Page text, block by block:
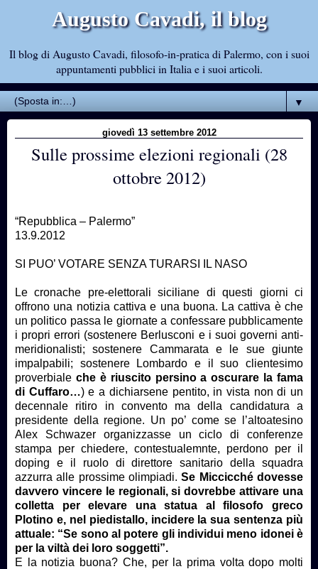
Augusto Cavadi, il blog
Il blog di Augusto Cavadi, filosofo-in-pratica di Palermo, con i suoi
appuntamenti pubblici in Italia e i suoi articoli.
▼
giovedì 13 settembre 2012
Sulle prossime elezioni regionali (28
ottobre 2012)
“Repubblica – Palermo”
13.9.2012
SI PUO’ VOTARE SENZA TURARSI IL NASO
Le cronache pre-elettorali siciliane di questi giorni ci
offrono una notizia cattiva e una buona. La cattiva è che
un politico passa le giornate a confessare pubblicamente
i propri errori (sostenere Berlusconi e i suoi governi anti-
meridionalisti; sostenere Cammarata e le sue giunte
impalpabili; sostenere Lombardo e il suo clientesimo
proverbiale che è riuscito persino a oscurare la fama
di Cuffaro…) e a dichiarsene pentito, in vista non di un
decennale ritiro in convento ma della candidatura a
presidente della regione. Un po’ come se l’altoatesino
Alex Schwazer organizzasse un ciclo di conferenze
stampa per chiedere, contestualemnte, perdono per il
doping e il ruolo di direttore sanitario della squadra
azzurra alle prossime olimpiadi.Se Miccicché dovesse
davvero vincere le regionali, si dovrebbe attivare una
colletta per elevare una statua al filosofo greco
Plotino e, nel piedistallo, incidere la sua sentenza più
attuale: “Se sono al potere gli individui meno idonei è
per la viltà dei loro soggetti”.
E la notizia buona? Che, per la prima volta dopo molti